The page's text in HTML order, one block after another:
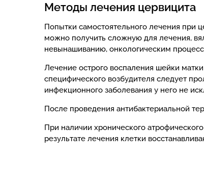
Методы лечения цервицита
Попытки самостоятельного лечения при
можно получить сложную для лечения,
невынашиванию, онкологическим
Лечение острого воспаления шейки
специфического возбудителя следует
инфекционного заболевания у него не
После проведения антибактериальной
При наличии хронического
результате лечения клетки